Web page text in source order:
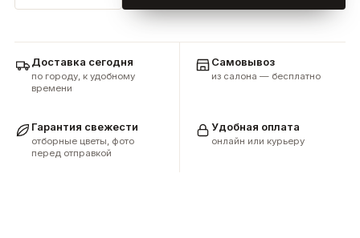
Доставка сегодня
по городу, к удобному
времени
Самовывоз
из салона — бесплатно
Гарантия свежести
отборные цветы, фото
перед отправкой
Удобная оплата
онлайн или курьеру